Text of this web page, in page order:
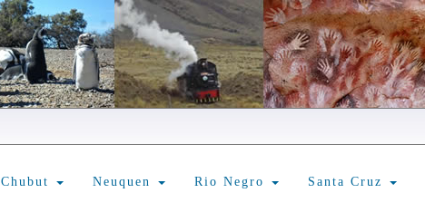
Chubut Neuquen Rio Negro Santa Cruz